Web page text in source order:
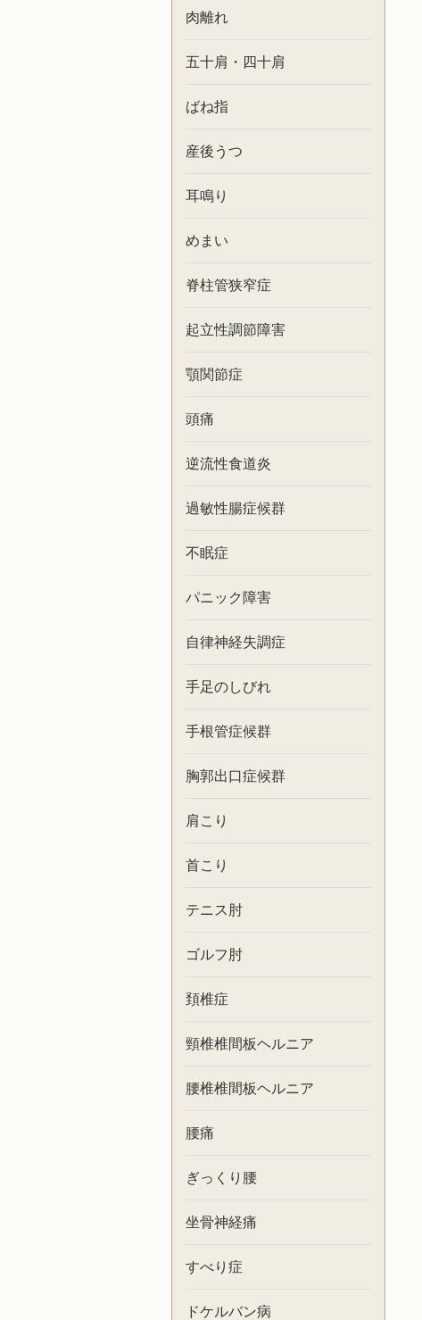
肉離れ
五十肩・四十肩
ばね指
産後うつ
耳鳴り
めまい
脊柱管狭窄症
起立性調節障害
顎関節症
頭痛
逆流性食道炎
過敏性腸症候群
不眠症
パニック障害
自律神経失調症
手足のしびれ
手根管症候群
胸郭出口症候群
肩こり
首こり
テニス肘
ゴルフ肘
頚椎症
頸椎椎間板ヘルニア
腰椎椎間板ヘルニア
腰痛
ぎっくり腰
坐骨神経痛
すべり症
ドケルバン病